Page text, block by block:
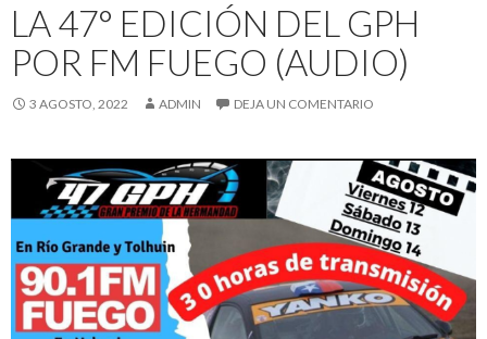
LA 47° EDICIÓN DEL GPH
POR FM FUEGO (AUDIO)
3 AGOSTO, 2022 ADMIN DEJA UN COMENTARIO